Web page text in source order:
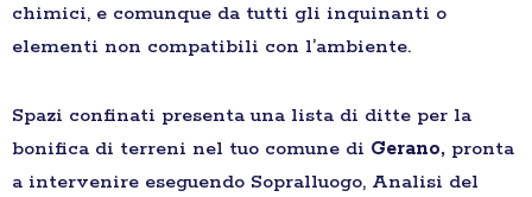
chimici, e comunque da tutti gli inquinanti o
elementi non compatibili con l’ambiente.
Spazi confinati presenta una lista di ditte per la
bonifica di terreni nel tuo comune di Gerano, pronta
a intervenire eseguendo Sopralluogo, Analisi del